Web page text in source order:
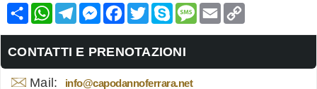
Condividi
WhatsApp
Telegram
Messenger
Facebook
TwitterSkypeMessage
Email
CONTATTI E PRENOTAZIONI
Mail: info@capodannoferrara.net